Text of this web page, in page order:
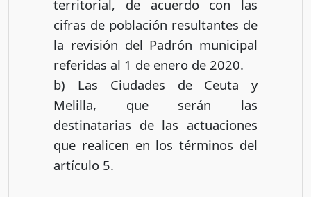
territorial, de acuerdo con las
cifras de población resultantes de
la revisión del Padrón municipal
referidas al 1 de enero de 2020.
b) Las Ciudades de Ceuta y
Melilla, que serán las
destinatarias de las actuaciones
que realicen en los términos del
artículo 5.